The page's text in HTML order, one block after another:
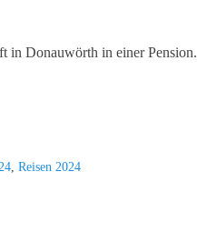
in Donauwörth in einer Pension.
, Reisen 2024